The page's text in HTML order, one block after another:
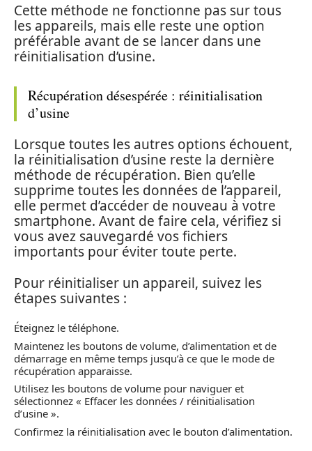
Cette méthode ne fonctionne pas sur tous
les appareils, mais elle reste une option
préférable avant de se lancer dans une
réinitialisation d’usine.
Récupération désespérée : réinitialisation
d’usine
Lorsque toutes les autres options échouent,
la réinitialisation d’usine reste la dernière
méthode de récupération. Bien qu’elle
supprime toutes les données de l’appareil,
elle permet d’accéder de nouveau à votre
smartphone. Avant de faire cela, vérifiez si
vous avez sauvegardé vos fichiers
importants pour éviter toute perte.
Pour réinitialiser un appareil, suivez les
étapes suivantes :
Éteignez le téléphone.
Maintenez les boutons de volume, d’alimentation et de
démarrage en même temps jusqu’à ce que le mode de
récupération apparaisse.
Utilisez les boutons de volume pour naviguer et
sélectionnez « Effacer les données / réinitialisation
d’usine ».
Confirmez la réinitialisation avec le bouton d’alimentation.